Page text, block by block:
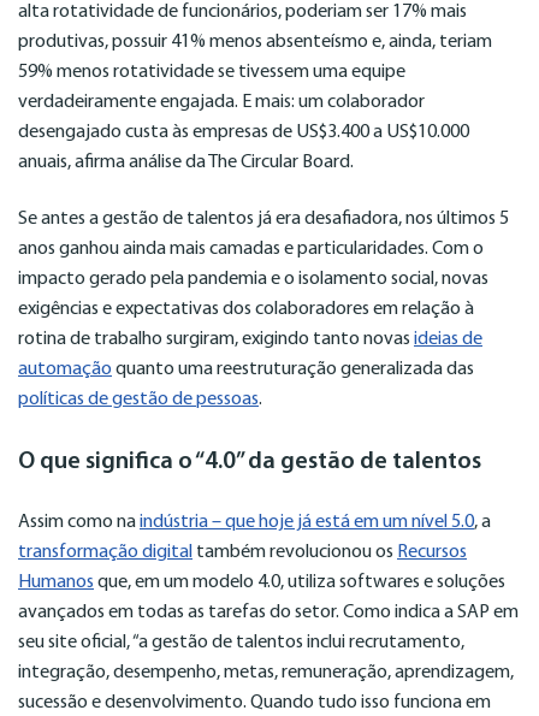
alta rotatividade de funcionários, poderiam ser 17% mais
produtivas, possuir 41% menos absenteísmo e, ainda, teriam
59% menos rotatividade se tivessem uma equipe
verdadeiramente engajada. E mais: um colaborador
desengajado custa às empresas de US$3.400 a US$10.000
anuais, afirma análise da The Circular Board.
Se antes a gestão de talentos já era desafiadora, nos últimos 5
anos ganhou ainda mais camadas e particularidades. Com o
impacto gerado pela pandemia e o isolamento social, novas
exigências e expectativas dos colaboradores em relação à
rotina de trabalho surgiram, exigindo tanto novas ideias de
automação quanto uma reestruturação generalizada das
políticas de gestão de pessoas.
O que significa o “4.0” da gestão de talentos
Assim como naindústria – que hoje já está em um nível 5.0, a
transformação digital também revolucionou os Recursos
Humanos que, em um modelo 4.0, utiliza softwares e soluções
avançados em todas as tarefas do setor. Como indica a SAP em
seu site oficial, “a gestão de talentos inclui recrutamento,
integração, desempenho, metas, remuneração, aprendizagem,
sucessão e desenvolvimento. Quando tudo isso funciona em